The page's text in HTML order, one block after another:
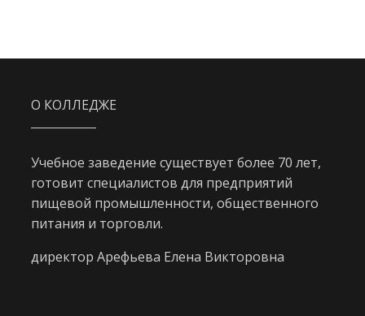
О КОЛЛЕДЖЕ
Учебное заведение существует более 70 лет,
готовит специалистов для предприятий
пищевой промышленности, общественного
питания и торговли.
директор Арефьева Елена Викторовна